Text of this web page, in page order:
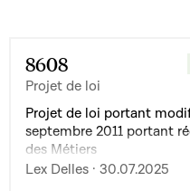
8608
Projet de loi
Projet de loi portant
septembre 2011 portant
des Métiers
Lex Delles · 30.07.2025